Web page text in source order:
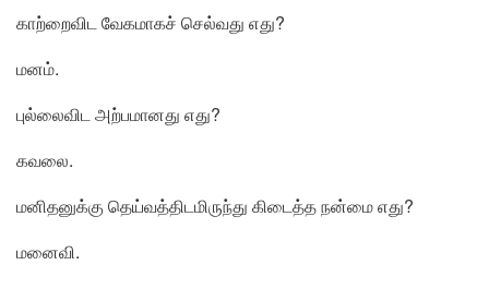
காற்றைவிட வேகமாகச் செல்வது எது?
மனம்.
புல்லைவிட அற்பமானது எது?
கவலை.
மனிதனுக்கு தெய்வத்திடமிருந்து கிடைத்த நன்மை எது?
மனைவி.